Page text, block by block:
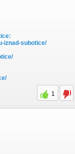
iznad-subotice/
1